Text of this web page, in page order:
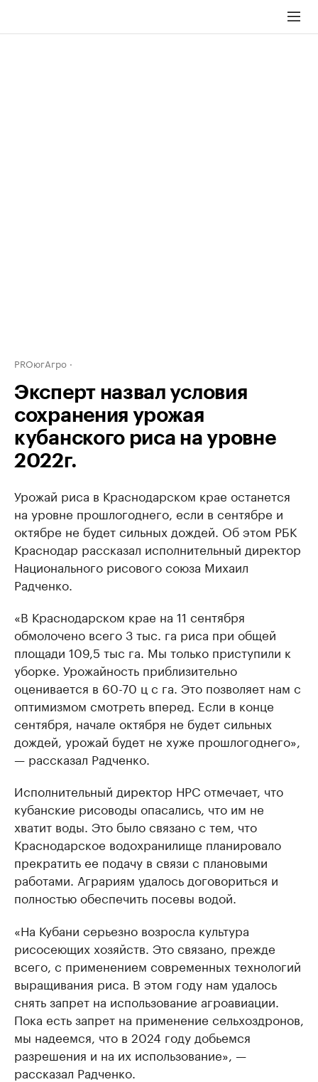
PROюгАгро
Эксперт назвал условия
сохранения урожая
кубанского риса на уровне
2022г.
Урожай риса в Краснодарском крае останется
на уровне прошлогоднего, если в сентябре и
октябре не будет сильных дождей. Об этом РБК
Краснодар рассказал исполнительный директор
Национального рисового союза Михаил
Радченко.
«В Краснодарском крае на 11 сентября
обмолочено всего 3 тыс. га риса при общей
площади 109,5 тыс га. Мы только приступили к
уборке. Урожайность приблизительно
оценивается в 60-70 ц с га. Это позволяет нам с
оптимизмом смотреть вперед. Если в конце
сентября, начале октября не будет сильных
дождей, урожай будет не хуже прошлогоднего»,
— рассказал Радченко.
Исполнительный директор НРС отмечает, что
кубанские рисоводы опасались, что им не
хватит воды. Это было связано с тем, что
Краснодарское водохранилище планировало
прекратить ее подачу в связи с плановыми
работами. Аграриям удалось договориться и
полностью обеспечить посевы водой.
«На Кубани серьезно возросла культура
рисосеющих хозяйств. Это связано, прежде
всего, с применением современных технологий
выращивания риса. В этом году нам удалось
снять запрет на использование агроавиации.
Пока есть запрет на применение сельхоздронов,
мы надеемся, что в 2024 году добьемся
разрешения и на их использование», —
рассказал Радченко.